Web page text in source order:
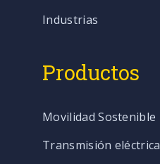
Industrias
Productos
Movilidad Sostenible
Transmisión eléctrica